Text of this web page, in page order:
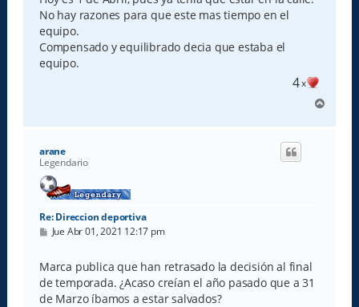
a
j
e
No hay razones para que este mas tiempo en el
equipo.
Compensado y equilibrado decia que estaba el
equipo.
4x
r
arane
Legendario
Re: Direccion deportiva
M
s
a
j
e
Jue Abr 01, 2021 12:17 pm
Marca publica que han retrasado la decisión al final
de temporada. ¿Acaso creían el año pasado que a 31
de Marzo íbamos a estar salvados?